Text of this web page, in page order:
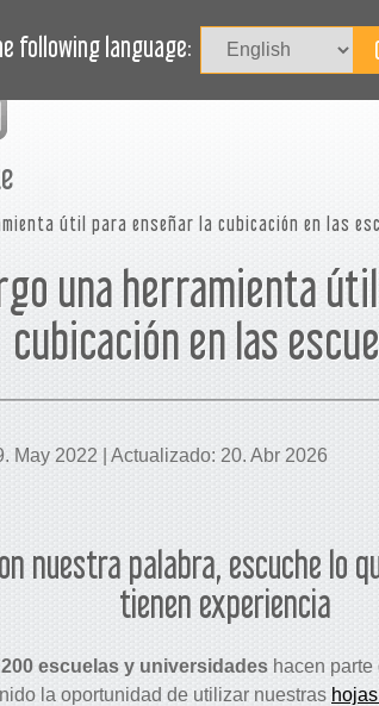
following language:
BLOG ¿NECESITA
útil para enseñar la cubicación en las
una herramienta
cubicación en las
May 2022 | Actualizado: 20. Abr 2026
nuestra palabra, escuche lo
tienen experiencia
200 escuelas y universidades hacen
la oportunidad de utilizar nuestras